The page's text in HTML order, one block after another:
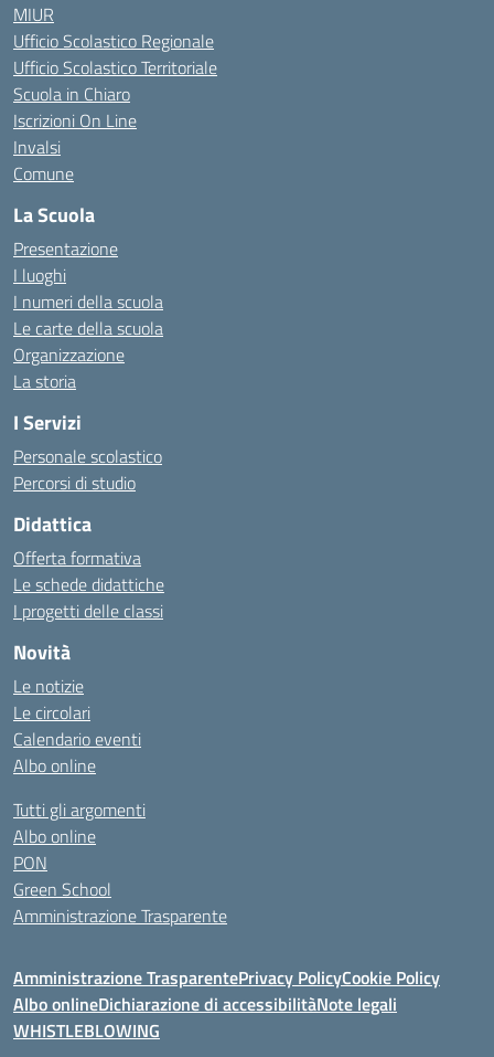
MIUR
Ufficio Scolastico Regionale
Ufficio Scolastico Territoriale
Scuola in Chiaro
Iscrizioni On Line
Invalsi
Comune
La Scuola
Presentazione
I luoghi
I numeri della scuola
Le carte della scuola
Organizzazione
La storia
I Servizi
Personale scolastico
Percorsi di studio
Didattica
Offerta formativa
Le schede didattiche
I progetti delle classi
Novità
Le notizie
Le circolari
Calendario eventi
Albo online
Tutti gli argomenti
Albo online
PON
Green School
Amministrazione Trasparente
Amministrazione TrasparentePrivacy PolicyCookie Policy
Albo onlineDichiarazione di accessibilitàNote legali
WHISTLEBLOWING